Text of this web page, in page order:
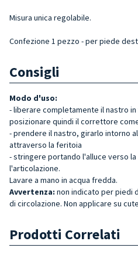
Misura unica regolabile.
Confezione 1 pezzo - per piede
Consigli
Modo d'uso:
- liberare completamente il nastro
posizionare quindi il correttore
- prendere il nastro, girarlo intorno
attraverso la feritoia
- stringere portando l'alluce verso
l'articolazione.
Lavare a mano in acqua fredda.
Avvertenza: non indicato per piedi
di circolazione. Non applicare su
Prodotti Correlati